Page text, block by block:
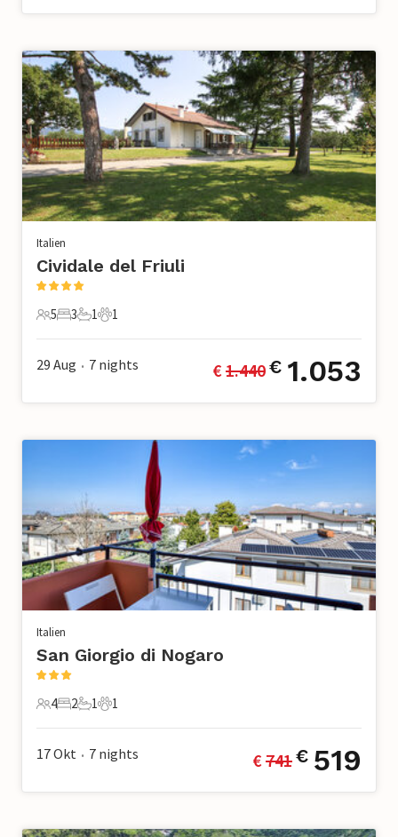
Italien
Cividale del Friuli
5 Gäste
5
3 Schlafzimmer
3
1 Badezimmer
1
1 Haustier
1
29 Aug • 7 nights € 1.440€ 1.053
Italien
San Giorgio di Nogaro
4 Gäste
4
2 Schlafzimmer
2
1 Badezimmer
1
1 Haustier
1
17 Okt • 7 nights € 741€ 519